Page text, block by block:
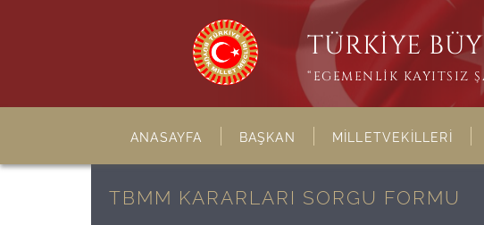
TÜRKİYE
“EGEMENLİK KAYITSIZ
ANASAYFA BAŞKAN MİLLETVEKİLLERİ
TBMM KARARLARI SORGU FORMU